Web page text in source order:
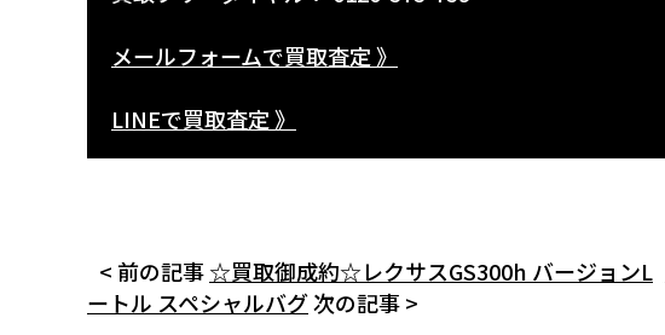
メールフォームで買取査定 》
LINEで買取査定 》
< 前の記事☆買取御成約☆レクサスGS300h バージョンL
ートル スペシャルバグ次の記事 >